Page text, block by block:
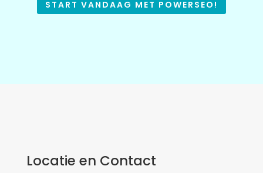
START VANDAAG MET POWERSEO!
Locatie en Contact